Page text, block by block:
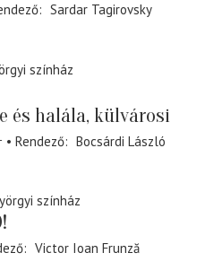
Sardar Tagirovsky
színház
és halála, külvárosi
Rendező
Bocsárdi László
színház
Victor Ioan Frunză